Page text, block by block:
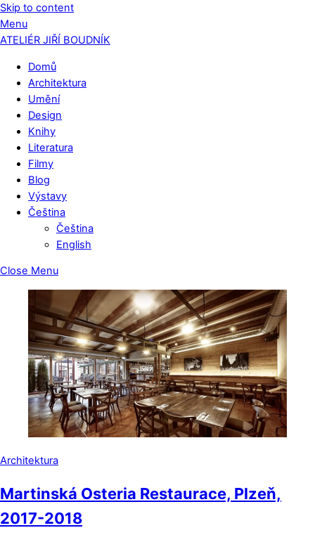
Skip to content
Menu
ATELIÉR JIŘÍ BOUDNÍK
Domů
Architektura
Umění
Design
Knihy
Literatura
Filmy
Blog
Výstavy
Čeština
Čeština
English
Close Menu
Architektura
Martinská Osteria Restaurace, Plzeň,
2017-2018